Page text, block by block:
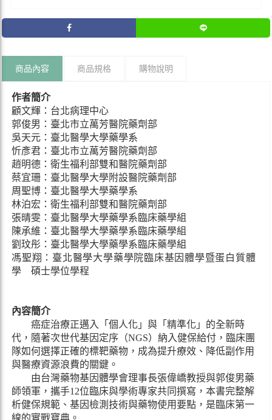
商品內容 商品規格 購物說明
作者簡介
顧文輝：台北病理中心
郭俊男：臺北市立萬芳醫院藥劑部
吳天元：臺北醫學大學藥學系
忻彥君：臺北市立萬芳醫院藥劑部
趙明德：衛生福利部雙和醫院藥劑部
蔡宜珊：臺北醫學大學附設醫院藥劑部
周聖博：臺北醫學大學藥學系
林泊宏：衛生福利部雙和醫院藥劑部
張晴雯：臺北醫學大學藥學系臨床藥學組
陳承維：臺北醫學大學藥學系臨床藥學組
劉玟彤：臺北醫學大學藥學系臨床藥學組
馮聖翔：臺北醫學大學藥學院臨床基因體學暨蛋白質體
學 碩士學位學程
內容簡介
癌症治療正邁入「個人化」與「精準化」的全新時
代，隨著次世代基因定序（NGS）納入健保給付，臨床團
隊如何選擇正確的標靶藥物，成為提升療效、降低副作用
與醫療資源浪費的關鍵。
由台灣藥物基因體學會理事長張偉嶠教授與郭俊男藥
師領軍，攜手12位臨床與學術專家共同撰寫，本書完整解
析健保規範、基因檢測技術與藥物使用要點，是臨床第一
線的實戰寶典。